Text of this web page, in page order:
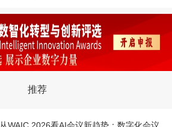
推荐